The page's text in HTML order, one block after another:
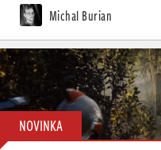
Michal Burian
NOVINKA